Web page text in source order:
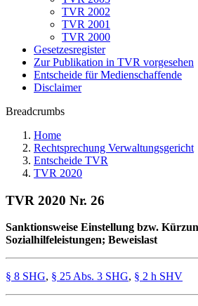
TVR 2002
TVR 2001
TVR 2000
Gesetzesregister
Zur Publikation in TVR vorgesehen
Entscheide für Medienschaffende
Disclaimer
Breadcrumbs
Home
Rechtsprechung Verwaltungsgericht
Entscheide TVR
TVR 2020
TVR 2020 Nr. 26
Sanktionsweise Einstellung bzw.
Sozialhilfeleistungen; Beweislast
§ 8 SHG, § 25 Abs. 3 SHG, § 2 h SHV